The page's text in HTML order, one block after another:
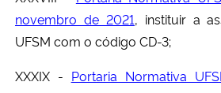
novembro de 2021, instituir a
UFSM com o código CD-3;
XXXIX - Portaria Normativa